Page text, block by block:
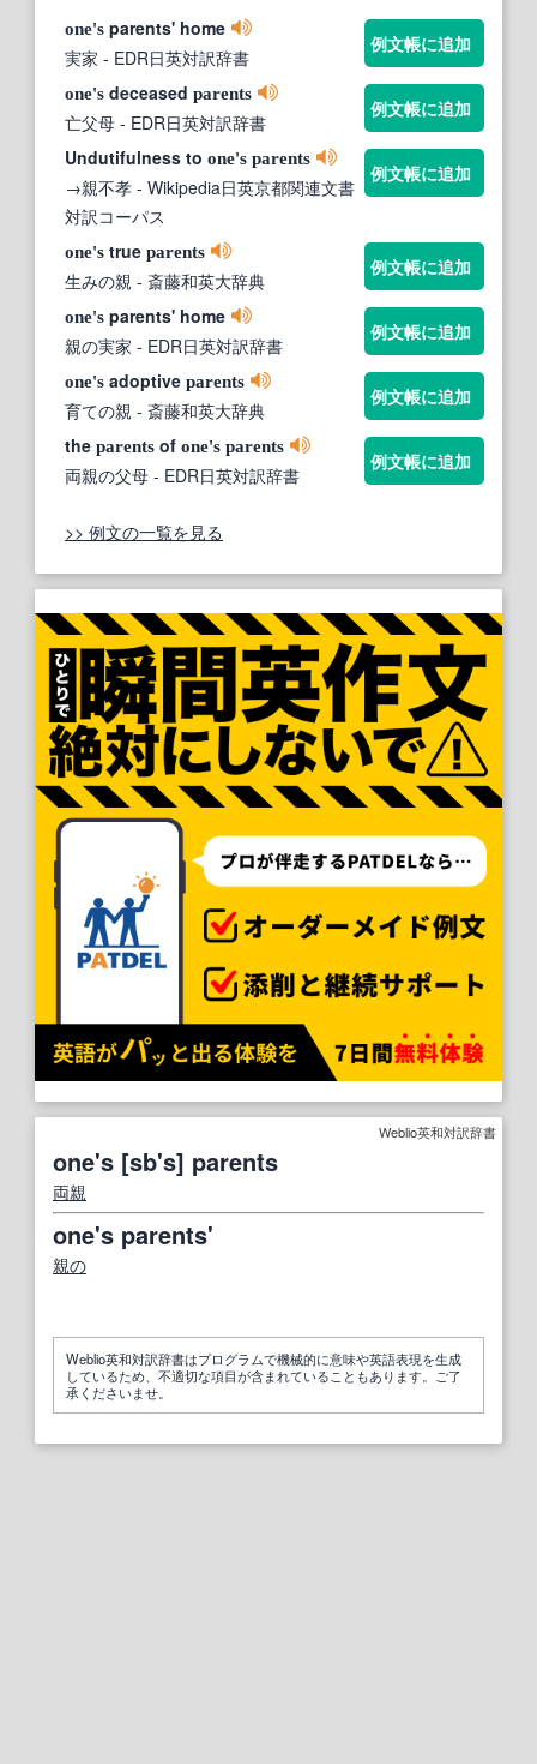
one's parents' home
実家 - EDR日英対訳辞書
例文帳に追加
one's deceased parents
亡父母 - EDR日英対訳辞書
例文帳に追加
Undutifulness to one's parents
→親不孝 - Wikipedia日英京都関連文書
対訳コーパス
例文帳に追加
one's true parents
生みの親 - 斎藤和英大辞典
例文帳に追加
one's parents' home
親の実家 - EDR日英対訳辞書
例文帳に追加
one's adoptive parents
育ての親 - 斎藤和英大辞典
例文帳に追加
the parents of one's parents
両親の父母 - EDR日英対訳辞書
例文帳に追加
>> 例文の一覧を見る
Weblio英和対訳辞書
one's [sb's] parents
両親
one's parents'
親の
Weblio英和対訳辞書はプログラムで機械的に意味や英語表現を生成
しているため、不適切な項目が含まれていることもあります。ご了
承くださいませ。